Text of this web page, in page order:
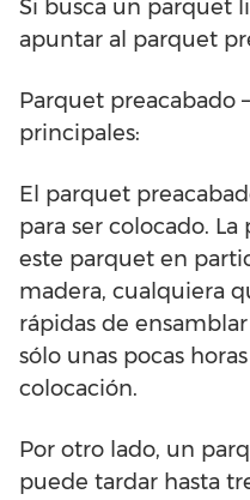
Si busca un parquet
apuntar al parquet
Parquet preacabado
principales:
El parquet
para ser colocado.
este parquet en
madera, cualquiera
rápidas de
sólo unas pocas
colocación.
Por otro lado, un
puede tardar hasta